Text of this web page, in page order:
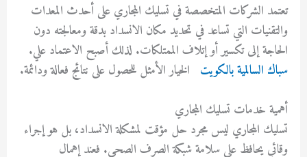
تعتمد الشركات المتخصصة في تسليك المجاري على أحدث المعدات
والتقنيات التي تساعد في تحديد مكان الانسداد بدقة ومعالجته دون
الحاجة إلى تكسير أو إتلاف الممتلكات. لذلك أصبح الاعتماد علي.
سباك السالمية بالكويت الخيار الأمثل للحصول على نتائج فعالة ودائمة.
أهمية خدمات تسليك المجاري
تسليك المجاري ليس مجرد حل مؤقت لمشكلة الانسداد، بل هو إجراء
وقائي يحافظ على سلامة شبكة الصرف الصحي. فعند إهمال